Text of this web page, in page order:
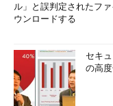
ル」と誤判定されたフ
ウンロードする
セキ
の高